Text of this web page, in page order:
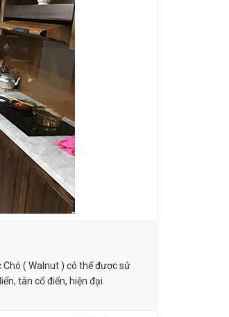
Chó ( Walnut ) có thể được sử
tân cổ điển, hiện đại.